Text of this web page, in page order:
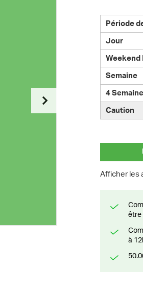
Période
Jour
Weekend
Semaine
4
Caution
Afficher les
Commandé avant 13h pendant la semaine? Livré le jour suivant ou prêt à
être
Commandé pendant le weekend? Livré ou prêt à être enlevé à partir du lundi
à